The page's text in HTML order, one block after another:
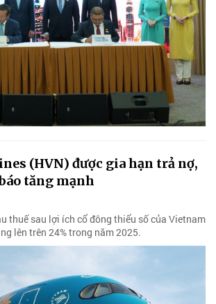
(HVN) được gia hạn trả nợ,
tăng mạnh
thuế sau lợi ích cổ đông thiểu số của Vietnam
lên trên 24% trong năm 2025.